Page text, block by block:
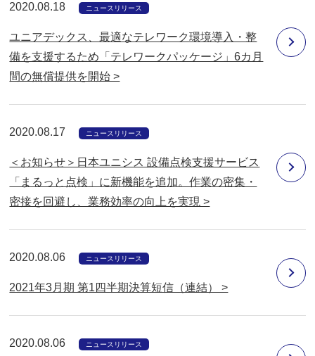
2020.08.18 ニュースリリース
ユニアデックス、最適なテレワーク環境導入・整
備を支援するため「テレワークパッケージ」6カ月
間の無償提供を開始 >
2020.08.17 ニュースリリース
＜お知らせ＞日本ユニシス 設備点検支援サービス
「まるっと点検」に新機能を追加。作業の密集・
密接を回避し、業務効率の向上を実現 >
2020.08.06 ニュースリリース
2021年3月期 第1四半期決算短信（連結） >
2020.08.06 ニュースリリース